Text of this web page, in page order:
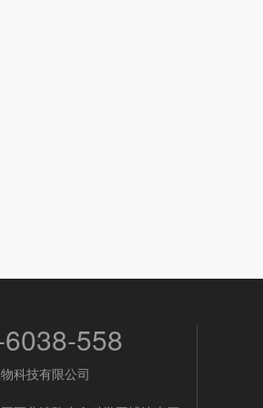
558
科技有限公司